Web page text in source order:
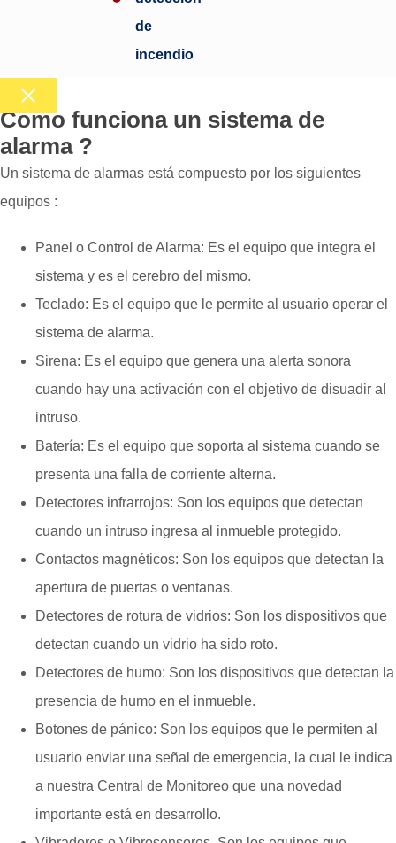
de
incendio
Cómo funciona un sistema de
alarma ?
Un sistema de alarmas está compuesto por los siguientes
equipos :
Panel o Control de Alarma: Es el equipo que integra el
sistema y es el cerebro del mismo.
Teclado: Es el equipo que le permite al usuario operar el
sistema de alarma.
Sirena: Es el equipo que genera una alerta sonora
cuando hay una activación con el objetivo de disuadir al
intruso.
Batería: Es el equipo que soporta al sistema cuando se
presenta una falla de corriente alterna.
Detectores infrarrojos: Son los equipos que detectan
cuando un intruso ingresa al inmueble protegido.
Contactos magnéticos: Son los equipos que detectan la
apertura de puertas o ventanas.
Detectores de rotura de vidrios: Son los dispositivos que
detectan cuando un vidrio ha sido roto.
Detectores de humo: Son los dispositivos que detectan la
presencia de humo en el inmueble.
Botones de pánico: Son los equipos que le permiten al
usuario enviar una señal de emergencia, la cual le indica
a nuestra Central de Monitoreo que una novedad
importante está en desarrollo.